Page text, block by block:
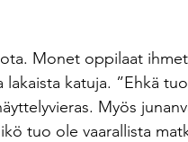
Monet oppilaat
katuja. ”Ehkä
Myös
tuo ole vaarallista